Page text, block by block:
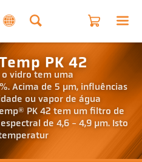
PK 42
o vidro tem uma
Acima de 5 µm, influências
ou vapor de água
PK 42 tem um filtro de
de 4,6 - 4,9 µm. Isto